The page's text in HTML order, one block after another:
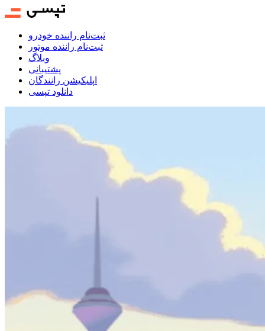
ثبت‌نام راننده خودرو
ثبت‌نام راننده موتور
وبلاگ
پشتیبانی
اپلیکیشن رانندگان
دانلود تپسی